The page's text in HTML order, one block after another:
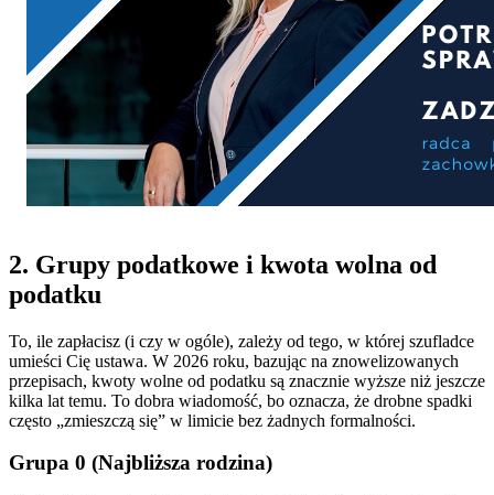
2. Grupy podatkowe i kwota wolna od
podatku
To, ile zapłacisz (i czy w ogóle), zależy od tego, w której szufladce
umieści Cię ustawa. W 2026 roku, bazując na znowelizowanych
przepisach, kwoty wolne od podatku są znacznie wyższe niż jeszcze
kilka lat temu. To dobra wiadomość, bo oznacza, że drobne spadki
często „zmieszczą się” w limicie bez żadnych formalności.
Grupa 0 (Najbliższa rodzina)